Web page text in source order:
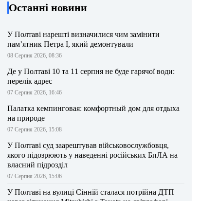
Останні новини
У Полтаві нарешті визначилися чим замінити
пам’ятник Петра І, який демонтували
08 Серпня 2026, 08:36
Де у Полтаві 10 та 11 серпня не буде гарячої води:
перелік адрес
07 Серпня 2026, 16:46
Палатка кемпинговая: комфортный дом для отдыха
на природе
07 Серпня 2026, 15:08
У Полтаві суд заарештував військовослужбовця,
якого підозрюють у наведенні російських БпЛА на
власний підрозділ
07 Серпня 2026, 15:06
У Полтаві на вулиці Сінній сталася потрійна ДТП